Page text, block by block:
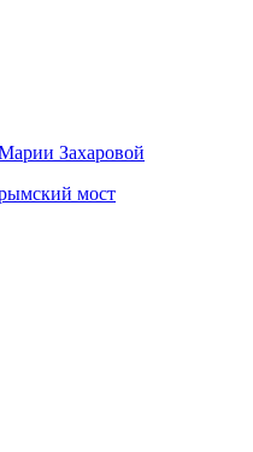
Захаровой
мост